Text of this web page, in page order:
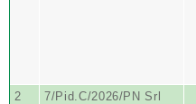
2
7/Pid.C/2026/PN Srl